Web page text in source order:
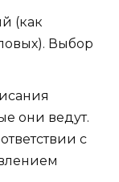
(как
Выбор
они ведут.
с